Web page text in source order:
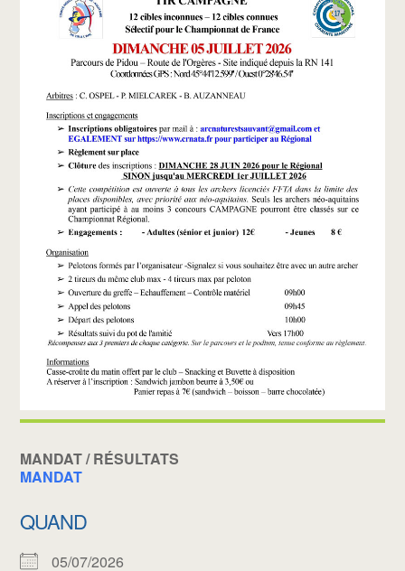
MANDAT / RÉSULTATS
MANDAT
QUAND
05/07/2026